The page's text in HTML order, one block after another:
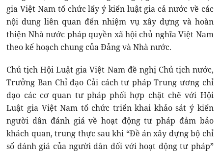
gia Việt Nam tổ chức lấy ý kiến luật gia cả nước về các
nội dung liên quan đến nhiệm vụ xây dựng và hoàn
thiện Nhà nước pháp quyền xã hội chủ nghĩa Việt Nam
theo kế hoạch chung của Đảng và Nhà nước.
Chủ tịch Hội Luật gia Việt Nam đề nghị Chủ tịch nước,
Trưởng Ban Chỉ đạo Cải cách tư pháp Trung ương chỉ
đạo các cơ quan tư pháp phối hợp chặt chẽ với Hội
Luật gia Việt Nam tổ chức triển khai khảo sát ý kiến
người dân đánh giá về hoạt động tư pháp đảm bảo
khách quan, trung thực sau khi “Đề án xây dựng bộ chỉ
số đánh giá của người dân đối với hoạt động tư pháp”